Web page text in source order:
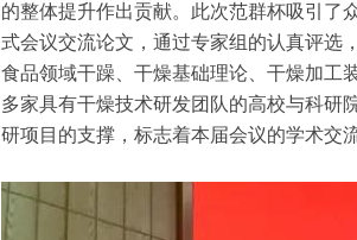
的整体提升作出贡献。此次范群杯吸引了
式会议交流论文，通过专家组的认真评选
食品领域干躁、干燥基础理论、干燥加工
多家具有干燥技术研发团队的高校与科研
研项目的支撑，标志着本届会议的学术交